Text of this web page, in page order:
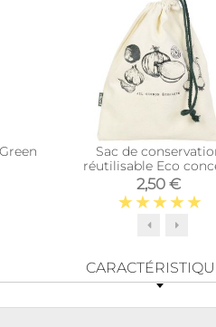
Sac de
réutilisable Eco
2,50 €